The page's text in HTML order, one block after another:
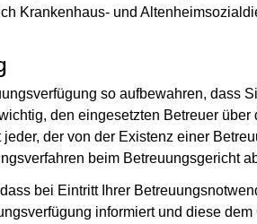
Krankenhaus- und
so aufbewahren, dass
den eingesetzten Betreuer
der von der Existenz einer
beim Betreuungsgericht
bei Eintritt Ihrer
informiert und diese